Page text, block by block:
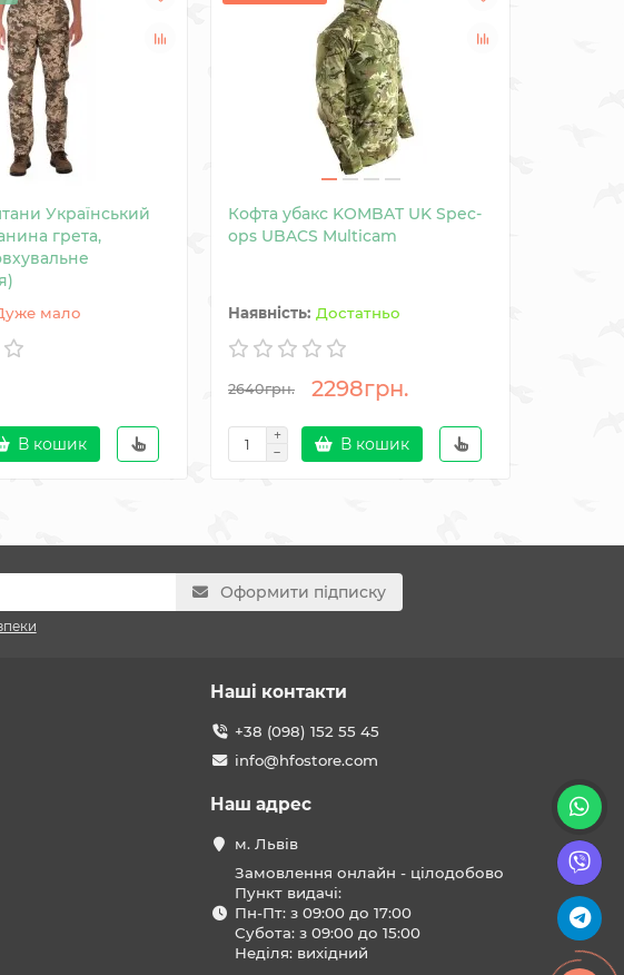
Український
грета,
мало
В кошик
Кофта убакс KOMBAT UK Spec-
ops UBACS Multicam
Достатньо
2640грн. 2298грн.
В кошик
Оформити підписку
Наші контакти
+38 (098) 152 55 45
info@hfostore.com
Наш адрес
м. Львів
Замовлення онлайн - цілодобово
Пункт видачі:
Пн-Пт: з 09:00 до 17:00
Субота: з 09:00 до 15:00
Неділя: вихідний